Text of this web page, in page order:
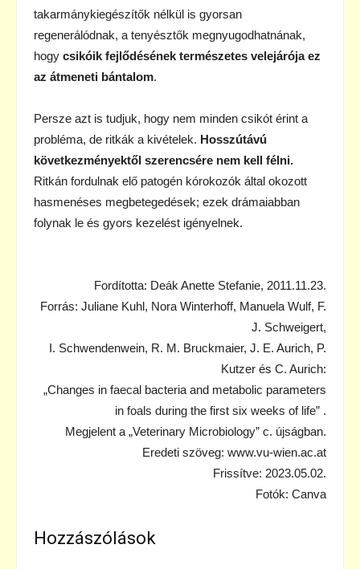
takarmánykiegészítők nélkül is gyorsan
regenerálódnak, a tenyésztők megnyugodhatnának,
hogy csikóik fejlődésének természetes velejárója ez
az átmeneti bántalom.
Persze azt is tudjuk, hogy nem minden csikót érint a
probléma, de ritkák a kivételek. Hosszútávú
következményektől szerencsére nem kell félni.
Ritkán fordulnak elő patogén kórokozók által okozott
hasmenéses megbetegedések; ezek drámaiabban
folynak le és gyors kezelést igényelnek.
Fordította: Deák Anette Stefanie, 2011.11.23.
Forrás: Juliane Kuhl, Nora Winterhoff, Manuela Wulf, F.
J. Schweigert,
I. Schwendenwein, R. M. Bruckmaier, J. E. Aurich, P.
Kutzer és C. Aurich:
„Changes in faecal bacteria and metabolic parameters
in foals during the first six weeks of life” .
Megjelent a „Veterinary Microbiology” c. újságban.
Eredeti szöveg: www.vu-wien.ac.at
Frissítve: 2023.05.02.
Fotók: Canva
Hozzászólások